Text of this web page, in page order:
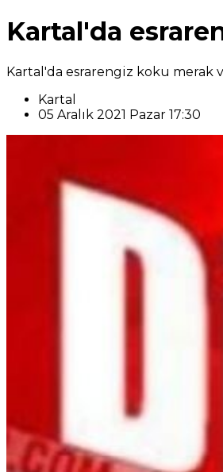
Kartal'da
Kartal'da esrarengiz koku merak
Kartal
05 Aralık 2021 Pazar 17:30